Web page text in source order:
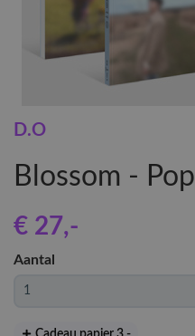
D.O
Blossom -
€ 27,-
Aantal